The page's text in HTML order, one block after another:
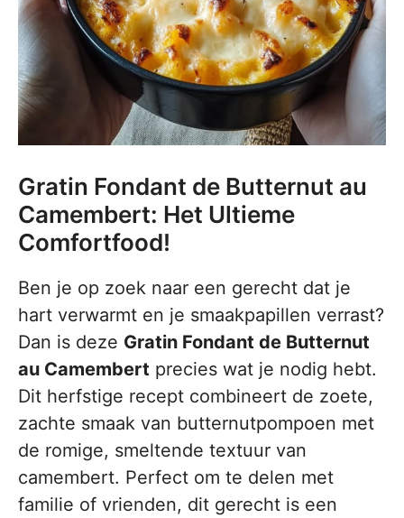
Gratin Fondant de Butternut au
Camembert: Het Ultieme
Comfortfood!
Ben je op zoek naar een gerecht dat je
hart verwarmt en je smaakpapillen verrast?
Dan is deze Gratin Fondant de Butternut
au Camembert precies wat je nodig hebt.
Dit herfstige recept combineert de zoete,
zachte smaak van butternutpompoen met
de romige, smeltende textuur van
camembert. Perfect om te delen met
familie of vrienden, dit gerecht is een